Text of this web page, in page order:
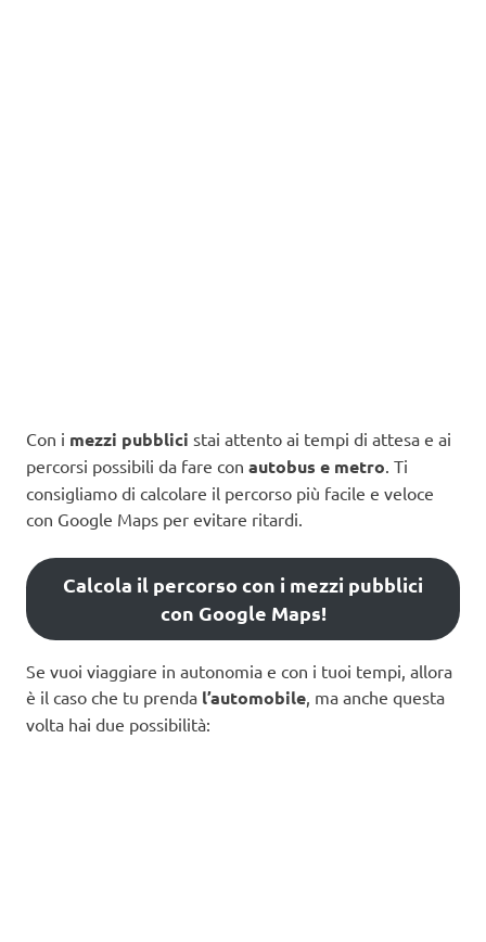
Con i mezzi pubblici stai attento ai tempi di attesa e ai
percorsi possibili da fare con autobus e metro. Ti
consigliamo di calcolare il percorso più facile e veloce
con Google Maps per evitare ritardi.
Calcola il percorso con i mezzi pubblici
con Google Maps!
Se vuoi viaggiare in autonomia e con i tuoi tempi, allora
è il caso che tu prenda l’automobile , ma anche questa
volta hai due possibilità: